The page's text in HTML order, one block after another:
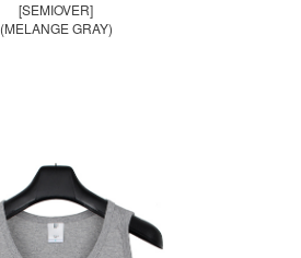
[SEMIOVER]
(MELANGE GRAY)